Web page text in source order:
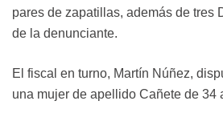
pares de zapatillas, además de tres
de la denunciante.
El fiscal en turno, Martín Núñez,
una mujer de apellido Cañete de 34